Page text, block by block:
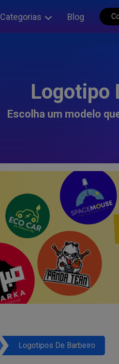
Categorias Blog
Logotipo
Escolha um modelo
Logotipos De Barbeiro